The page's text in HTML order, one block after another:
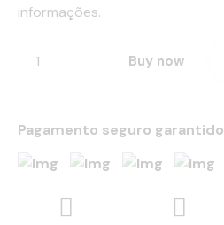
informações.
Buy now
Pagamento seguro garantido